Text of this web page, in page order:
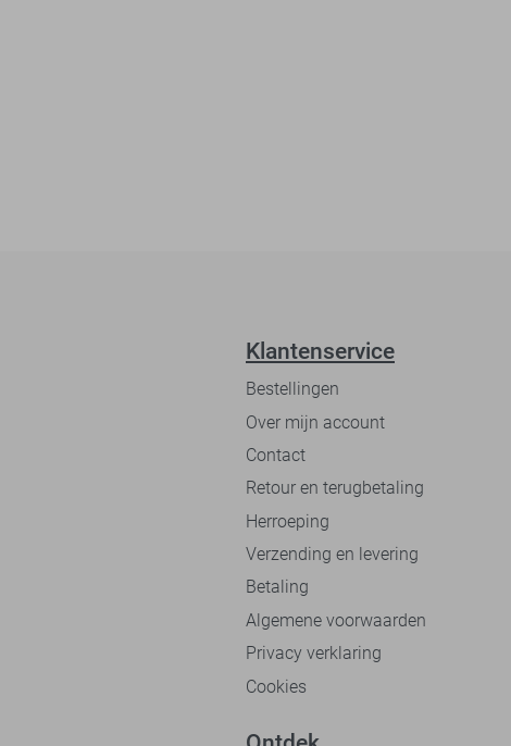
Klantenservice
Bestellingen
Over mijn account
Contact
Retour en terugbetaling
Herroeping
Verzending en levering
Betaling
Algemene voorwaarden
Privacy verklaring
Cookies